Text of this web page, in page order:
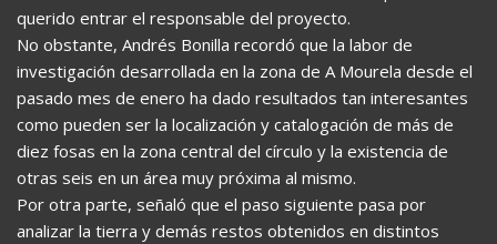
querido entrar el responsable del proyecto.
No obstante, Andrés Bonilla recordó que la labor de
investigación desarrollada en la zona de A Mourela desde el
pasado mes de enero ha dado resultados tan interesantes
como pueden ser la localización y catalogación de más de
diez fosas en la zona central del círculo y la existencia de
otras seis en un área muy próxima al mismo.
Por otra parte, señaló que el paso siguiente pasa por
analizar la tierra y demás restos obtenidos en distintos